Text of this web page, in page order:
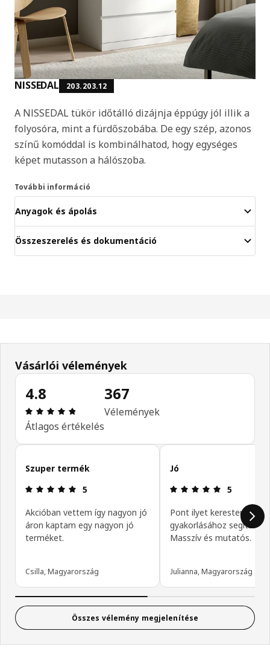
NISSEDAL 203.203.12
A NISSEDAL tükör időtálló dizájnja éppúgy jól illik a
folyosóra, mint a fürdőszobába. De egy szép, azonos
színű komóddal is kombinálhatod, hogy egységes
képet mutasson a hálószoba.
További információ
Anyagok és ápolás
Összeszerelés és dokumentáció
Vásárlói vélemények
4.8
Értékelés: 4.8 / 5 csillagok. Összes vélemény: 367
Átlagos értékelés
367
Vélemények
Vásárlói vélemények kihagyása
Szuper termék
Értékelés: 5 / 5 csillagok.
5
Akcióban vettem így nagyon jó
áron kaptam egy nagyon jó
terméket.
Csilla, Magyarország
Jó
Értékelés:
5
Pont ilyet kerestem, tánc
gyakorlásához segítség.
Masszív és mutatós.
Julianna, Magyarország
Összes vélemény megjelenítése